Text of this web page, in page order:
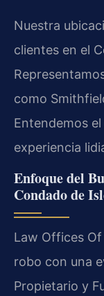
Nuestra
clientes en el
como
Entendemos
experiencia
Enfoque del
Condado de
Law Offices Of
robo con una
Propietario y